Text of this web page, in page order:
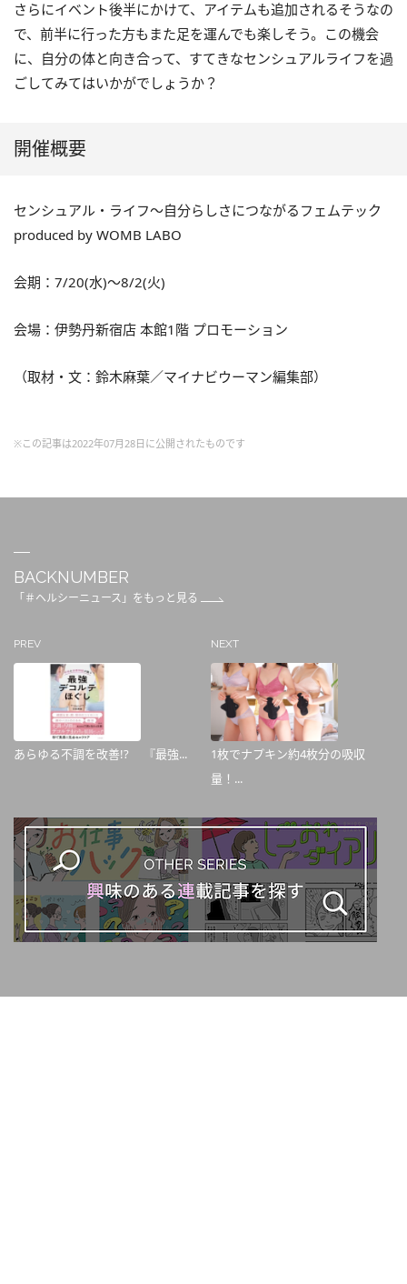
さらにイベント後半にかけて、アイテムも追加されるそうなの
で、前半に行った方もまた足を運んでも楽しそう。この機会
に、自分の体と向き合って、すてきなセンシュアルライフを過
ごしてみてはいかがでしょうか？
開催概要
センシュアル・ライフ～自分らしさにつながるフェムテック
produced by WOMB LABO
会期：7/20(水)～8/2(火)
会場：伊勢丹新宿店 本館1階 プロモーション
（取材・文：鈴木麻葉／マイナビウーマン編集部）
※この記事は2022年07月28日に公開されたものです
BACKNUMBER
「＃ヘルシーニュース」をもっと見る
PREV
あらゆる不調を改善!? 『最強...
NEXT
1枚でナプキン約4枚分の吸収
量！...